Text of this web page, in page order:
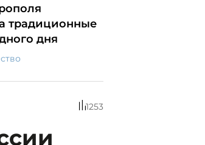
традиционные
дня
1253